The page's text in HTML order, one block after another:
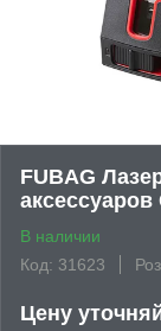
FUBAG
В наличии
Код: 31623
Цену